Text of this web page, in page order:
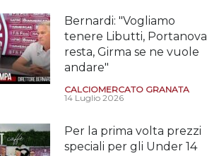
Bernardi: "Vogliamo
tenere Libutti, Portanova
resta, Girma se ne vuole
andare"
CALCIOMERCATO GRANATA
14 Luglio 2026
Per la prima volta prezzi
speciali per gli Under 14